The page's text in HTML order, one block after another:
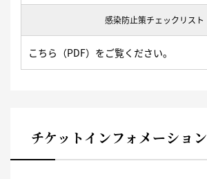
感染防止策チェックリスト
こちら （PDF）をご覧ください。
チケットインフォメーション